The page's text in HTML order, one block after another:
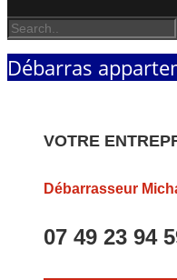
Débarras
VOTRE
Débarrasseur
07 49 23 94